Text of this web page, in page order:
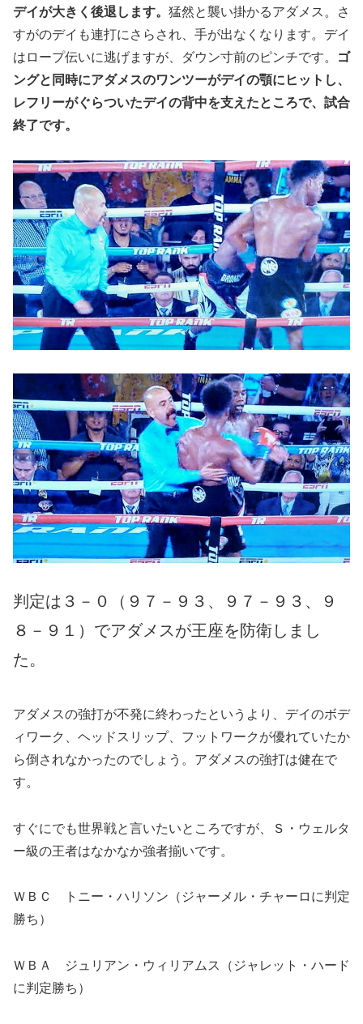
デイが大きく後退します。 猛然と襲い掛かるアダメス。さ
すがのデイも連打にさらされ、手が出なくなります。デイ
はロープ伝いに逃げますが、ダウン寸前のピンチです。
ゴ
ングと同時にアダメスのワンツーがデイの顎にヒットし、
レフリーがぐらついたデイの背中を支えたところで、試合
終了です。
判定は３－０（９７－９３、９７－９３、９
８－９１）でアダメスが王座を防衛しまし
た。
アダメスの強打が不発に終わったというより、デイのボデ
ィワーク、ヘッドスリップ、フットワークが優れていたか
ら倒されなかったのでしょう。アダメスの強打は健在で
す。
すぐにでも世界戦と言いたいところですが、Ｓ・ウェルタ
ー級の王者はなかなか強者揃いです。
ＷＢＣ トニー・ハリソン（ジャーメル・チャーロに判定
勝ち）
ＷＢＡ ジュリアン・ウィリアムス（ジャレット・ハード
に判定勝ち）